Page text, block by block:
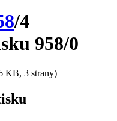
/4
958/0
KB, 3 strany)